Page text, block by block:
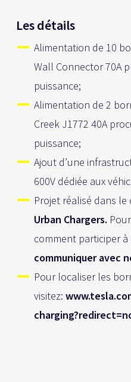
Les détails
Alimentation de 10
Wall Connector 70A
puissance;
Alimentation de 2
Creek J1772 40A
puissance;
Ajout d’une
600V dédiée aux
Projet réalisé dans
Urban Chargers.
comment participer à
communiquer avec
Pour localiser les
visitez: